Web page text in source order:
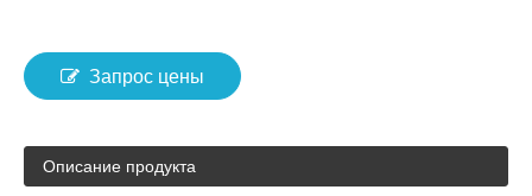
Запрос цены
Описание продукта